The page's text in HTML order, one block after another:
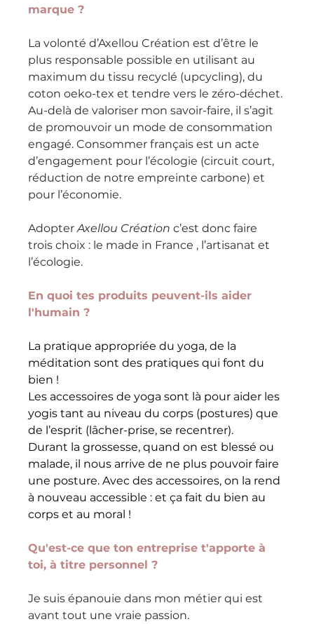
marque ?
La volonté d’Axellou Création est d’être le
plus responsable possible en utilisant au
maximum du tissu recyclé (upcycling), du
coton oeko-tex et tendre vers le zéro-déchet.
Au-delà de valoriser mon savoir-faire, il s’agit
de promouvoir un mode de consommation
engagé. Consommer français est un acte
d’engagement pour l’écologie (circuit court,
réduction de notre empreinte carbone) et
pour l’économie.
Adopter Axellou Création c’est donc faire
trois choix : le made in France , l’artisanat et
l’écologie.
En quoi tes produits peuvent-ils aider
l'humain ?
La pratique appropriée du yoga, de la
méditation sont des pratiques qui font du
bien !
Les accessoires de yoga sont là pour aider les
yogis tant au niveau du corps (postures) que
de l’esprit (lâcher-prise, se recentrer).
Durant la grossesse, quand on est blessé ou
malade, il nous arrive de ne plus pouvoir faire
une posture. Avec des accessoires, on la rend
à nouveau accessible : et ça fait du bien au
corps et au moral !
Qu'est-ce que ton entreprise t'apporte à
toi, à titre personnel ?
Je suis épanouie dans mon métier qui est
avant tout une vraie passion.